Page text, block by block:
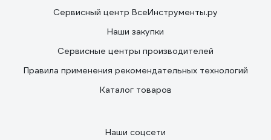
Сервисный центр ВсеИнструменты.ру
Наши закупки
Сервисные центры производителей
Правила применения рекомендательных технологий
Каталог товаров
Наши соцсети